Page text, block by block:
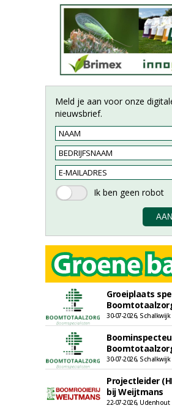
Meld je aan voor onze
nieuwsbrief.
Groeiplaats
30-07-2026, Schalkwijk
30-07-2026, Schalkwijk
Projectleider
bij Weijtmans
22-07-2026, Udenhout